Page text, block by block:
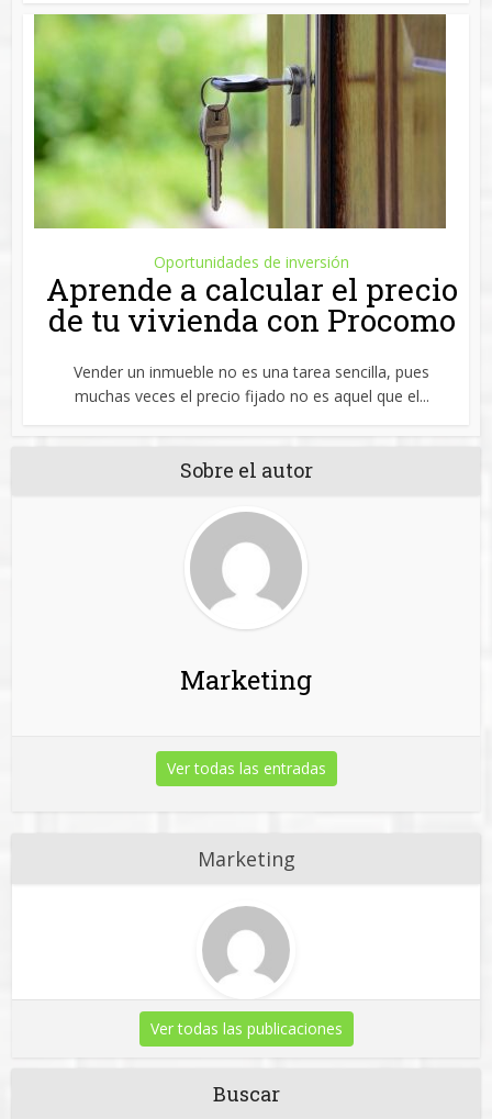
Oportunidades de inversión
Aprende a calcular el precio
de tu vivienda con Procomo
Vender un inmueble no es una tarea sencilla, pues
muchas veces el precio fijado no es aquel que el...
Sobre el autor
Marketing
Ver todas las entradas
Marketing
Ver todas las publicaciones
Buscar